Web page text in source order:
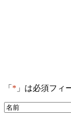
「 * 」は必須フィ
名*